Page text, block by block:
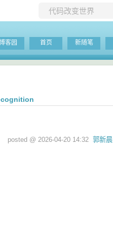
客园 首页 新随笔
posted @ 2026-04-20 14:32 郭新晨